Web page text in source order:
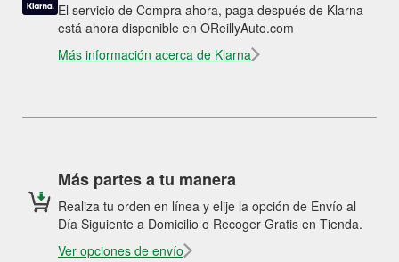
El servicio de Compra ahora, paga después de Klarna
está ahora disponible en OReillyAuto.com
Más información acerca de Klarna
Más partes a tu manera
Realiza tu orden en línea y elije la opción de Envío al
Día Siguiente a Domicilio o Recoger Gratis en Tienda.
Ver opciones de envío